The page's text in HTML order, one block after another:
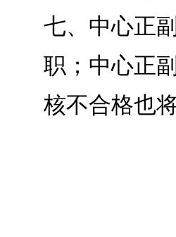
七、中心正
职；中心正
核不合格也